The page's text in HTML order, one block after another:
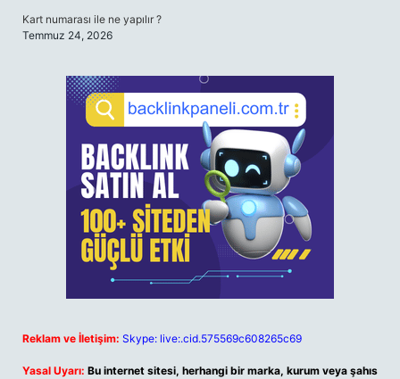
Kart numarası ile ne yapılır ?
Temmuz 24, 2026
Reklam ve İletişim: Skype: live:.cid.575569c608265c69
Yasal Uyarı: Bu internet sitesi, herhangi bir marka, kurum veya şahıs